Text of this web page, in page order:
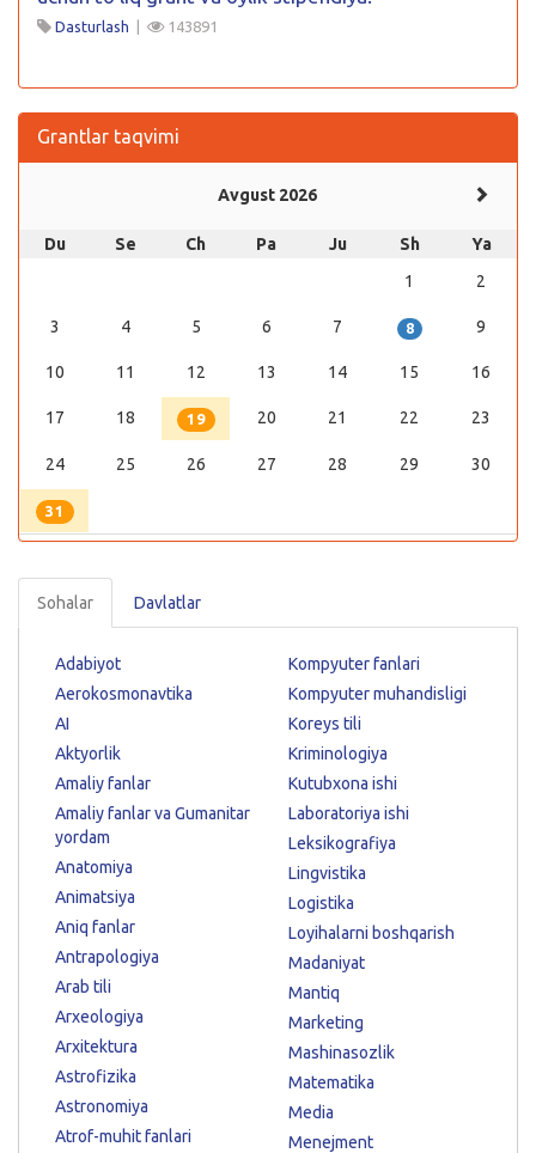
Dasturlash 143891
Grantlar taqvimi
Avgust 2026
Du Se Ch Pa Ju Sh
Ya
1
2
3 4 5 6 7 8 9
10 11 12 13 14 15 16
17 18 19 20 21 22 23
24 25 26 27 28 29 30
31
Sohalar Davlatlar
Adabiyot
Aerokosmonavtika
AI
Aktyorlik
Amaliy fanlar
Amaliy fanlar va Gumanitar
yordam
Anatomiya
Animatsiya
Aniq fanlar
Antrapologiya
Arab tili
Arxeologiya
Arxitektura
Astrofizika
Astronomiya
Atrof-muhit fanlari
Kompyuter fanlari
Kompyuter muhandisligi
Koreys tili
Kriminologiya
Kutubxona ishi
Laboratoriya ishi
Leksikografiya
Lingvistika
Logistika
Loyihalarni boshqarish
Madaniyat
Mantiq
Marketing
Mashinasozlik
Matematika
Media
Menejment